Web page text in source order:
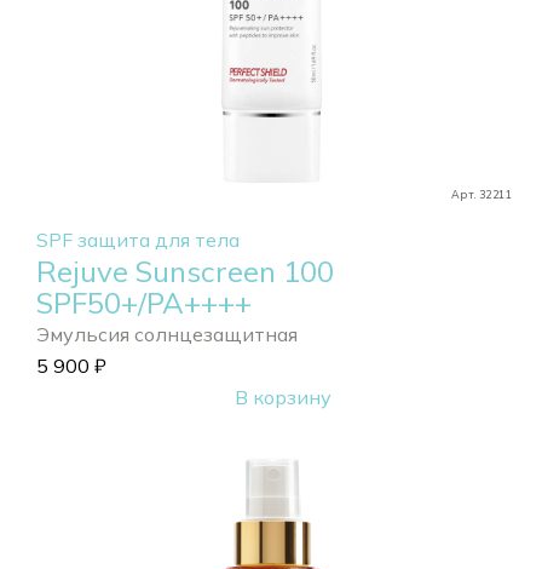
Арт. 32211
SPF защита для тела
Rejuve Sunscreen 100
SPF50+/PA++++
Эмульсия солнцезащитная
5 900 ₽
В корзину